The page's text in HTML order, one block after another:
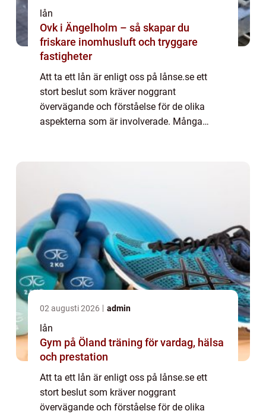
lån
Ovk i Ängelholm – så skapar du
friskare inomhusluft och tryggare
fastigheter
Att ta ett lån är enligt oss på lånse.se ett
stort beslut som kräver noggrant
övervägande och förståelse för de olika
aspekterna som är involverade. Många
02 augusti 2026 admin
lån
Gym på Öland träning för vardag, hälsa
och prestation
Att ta ett lån är enligt oss på lånse.se ett
stort beslut som kräver noggrant
övervägande och förståelse för de olika